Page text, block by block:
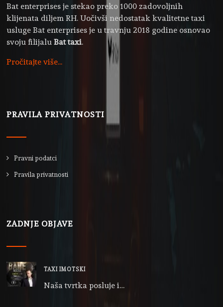
Bat enterprises je stekao preko 1000 zadovoljnih
klijenata diljem RH. Uočivši nedostatak kvalitetne taxi
usluge Bat enterprises je u travnju 2018 godine osnovao
svoju filijaluBat taxi.
Pročitajte više...
PRAVILA PRIVATNOSTI
Pravni podatci
Pravila privatnosti
ZADNJE OBJAVE
TAXI IMOTSKI
Naša tvrtka posluje i…